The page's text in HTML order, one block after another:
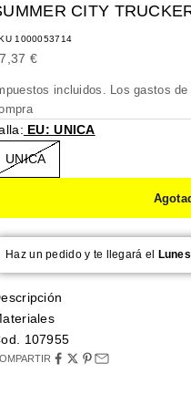
CITY
1000053714
de oferta
€
incluidos. Losgastos
EU: UNICA
UNICA
Haz un pedido y te llegará el
107955